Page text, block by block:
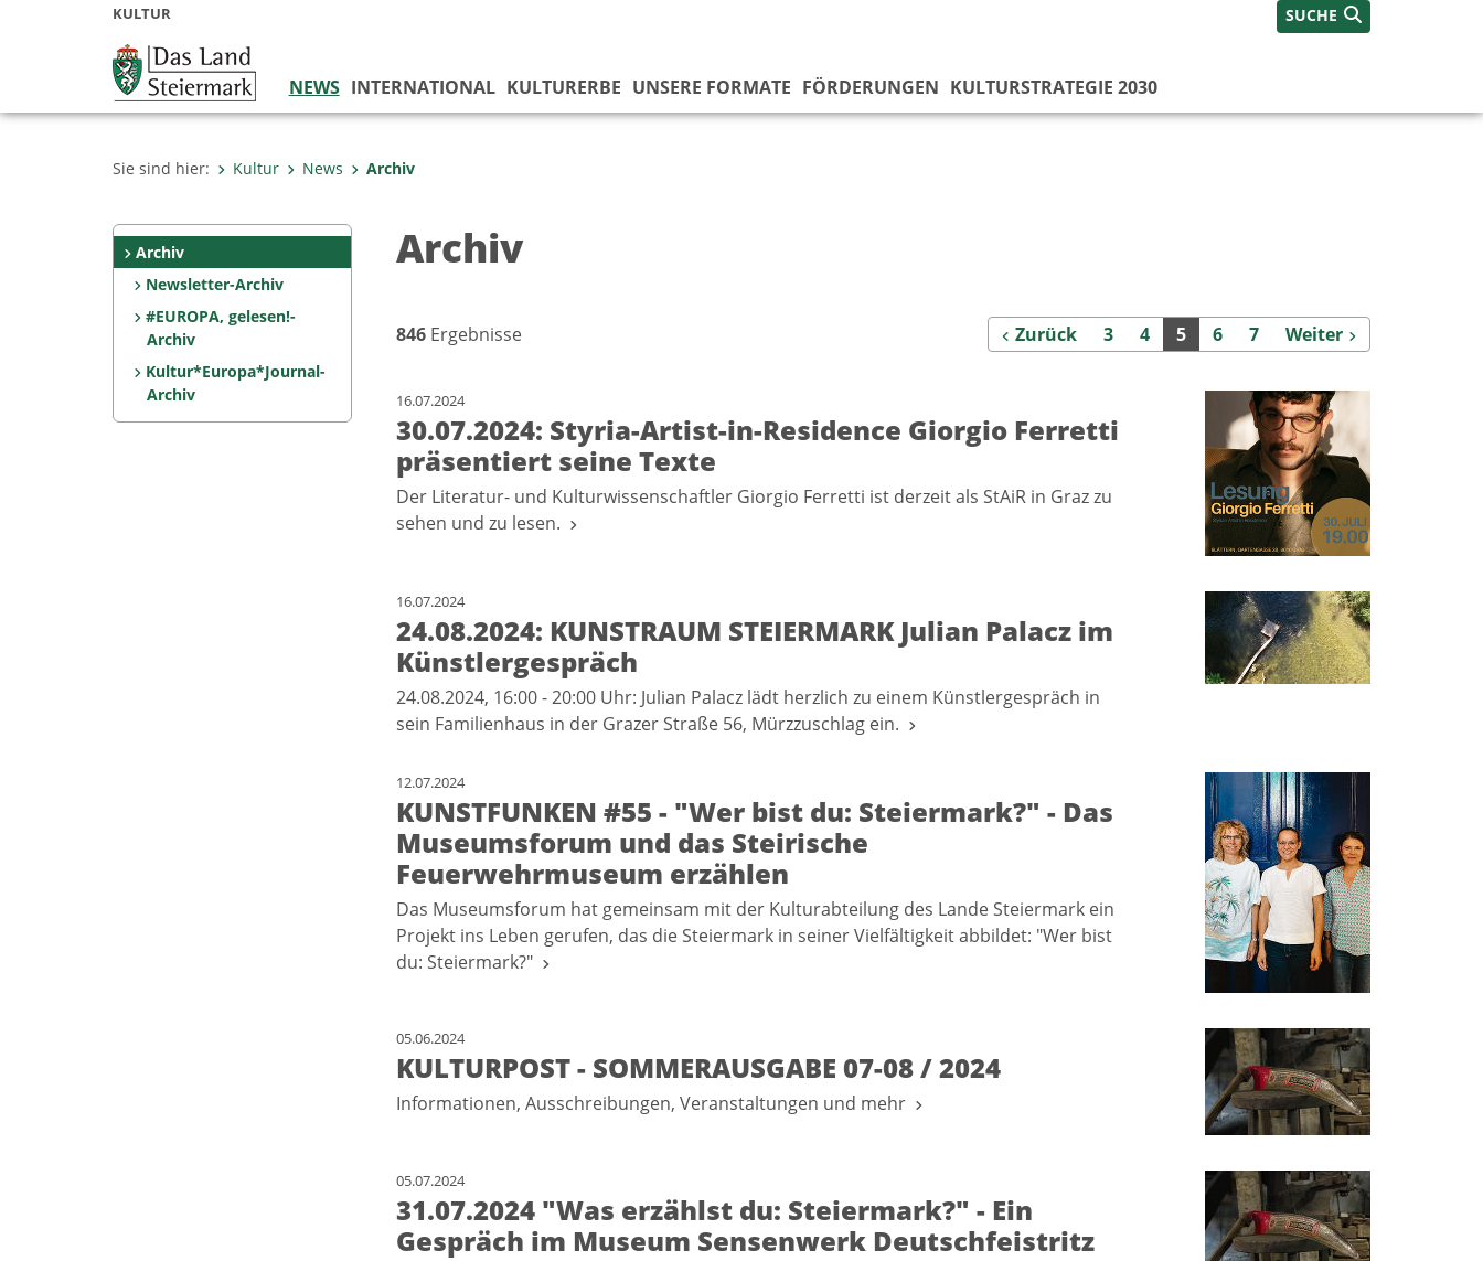
KULTUR SUCHE
NEWS INTERNATIONAL KULTURERBE UNSERE FORMATE FÖRDERUNGEN KULTURSTRATEGIE 2030
Sie sind hier: Kultur News Archiv
Archiv
Newsletter-Archiv
#EUROPA, gelesen!-
Archiv
Kultur*Europa*Journal-
Archiv
Archiv
846Ergebnisse Zurück
Zurück 3 4 5 6 7 Weiter
Weiter
16.07.2024
30.07.2024: Styria-Artist-in-Residence Giorgio Ferretti
präsentiert seine Texte
Der Literatur- und Kulturwissenschaftler Giorgio Ferretti ist derzeit als StAiR in Graz zu
sehen und zu lesen.
16.07.2024
24.08.2024: KUNSTRAUM STEIERMARK Julian Palacz im
Künstlergespräch
24.08.2024, 16:00 - 20:00 Uhr: Julian Palacz lädt herzlich zu einem Künstlergespräch in
sein Familienhaus in der Grazer Straße 56, Mürzzuschlag ein.
12.07.2024
KUNSTFUNKEN #55 - "Wer bist du: Steiermark?" - Das
Museumsforum und das Steirische
Feuerwehrmuseum erzählen
Das Museumsforum hat gemeinsam mit der Kulturabteilung des Lande Steiermark ein
Projekt ins Leben gerufen, das die Steiermark in seiner Vielfältigkeit abbildet: "Wer bist
du: Steiermark?"
05.06.2024
KULTURPOST - SOMMERAUSGABE 07-08 / 2024
Informationen, Ausschreibungen, Veranstaltungen und mehr
05.07.2024
31.07.2024 "Was erzählst du: Steiermark?" - Ein
Gespräch im Museum Sensenwerk Deutschfeistritz